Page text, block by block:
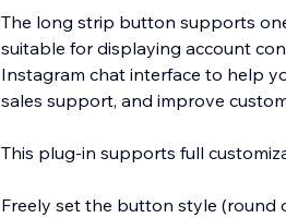
The long strip button supports
suitable for displaying account
Instagram chat interface to help
sales support, and improve
This plug-in supports full
Freely set the button style (round